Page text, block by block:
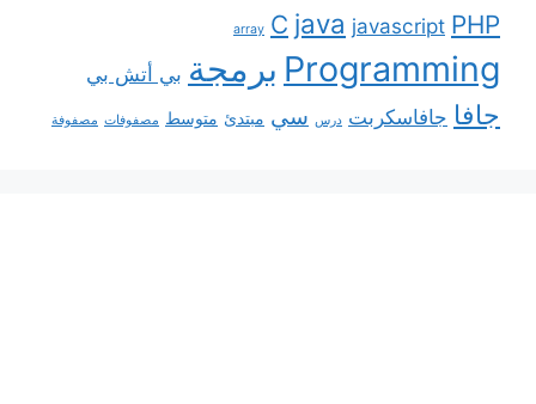
array C java javascript PHP
Programming برمجة بي أتش بي
جافا جافاسكربت درس سي مبتدئ متوسط مصفوفات مصفوفة